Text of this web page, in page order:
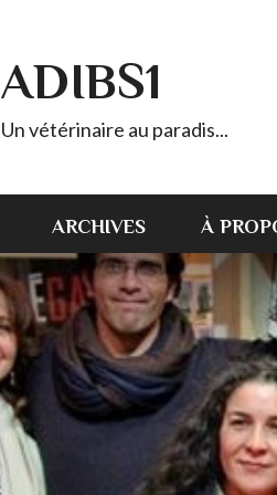
ADIBS1
Un vétérinaire au paradis...
ARCHIVES À